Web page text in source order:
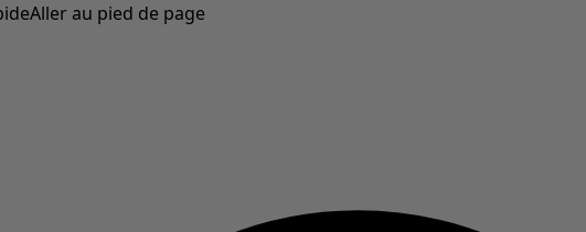
Aller au pied de page